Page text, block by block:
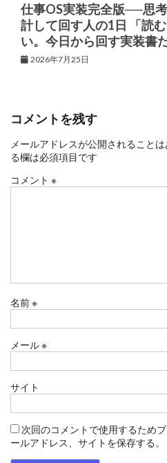
仕事OS実装完全版──思
計して回す人の1日 「読
い。今日から回す実装書だ
2026年7月25日
コメントを残す
メールアドレスが公開されることは
る欄は必須項目です
コメント ※
名前※
メール※
サイト
次回のコメントで使用するため
ールアドレス、サイトを保存する。